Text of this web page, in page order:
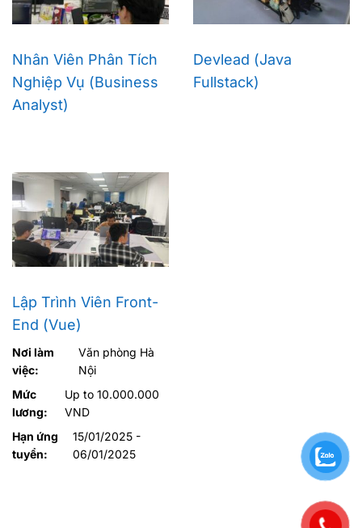
Nhân Viên Phân Tích
Nghiệp Vụ (Business
Analyst)
Devlead (Java
Fullstack)
Lập Trình Viên Front-
End (Vue)
Nơi làm
việc:
Văn phòng Hà
Nội
Mức
lương:
Up to 10.000.000
VND
Hạn ứng
tuyển:
15/01/2025 -
06/01/2025